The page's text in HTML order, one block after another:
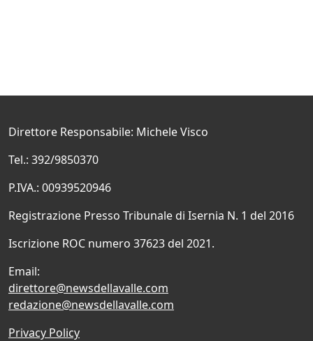
Direttore Responsabile: Michele Visco
Tel.: 392/9850370
P.IVA.: 00939520946
Registrazione Presso Tribunale di Isernia N. 1 del 2016
Iscrizione ROC numero 37623 del 2021.
Email:
direttore@newsdellavalle.com
redazione@newsdellavalle.com
Privacy Policy